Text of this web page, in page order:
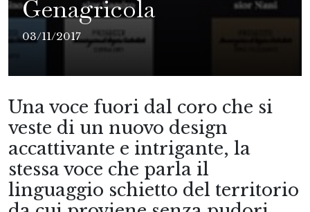
Genagricola
03/11/2017
Una voce fuori dal coro che si
veste di un nuovo design
accattivante e intrigante, la
stessa voce che parla il
linguaggio schietto del territorio